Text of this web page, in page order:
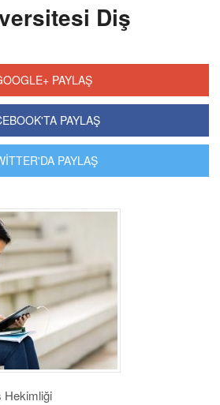
Diş
PAYLAŞ
PAYLAŞ
PAYLAŞ
Hekimliği